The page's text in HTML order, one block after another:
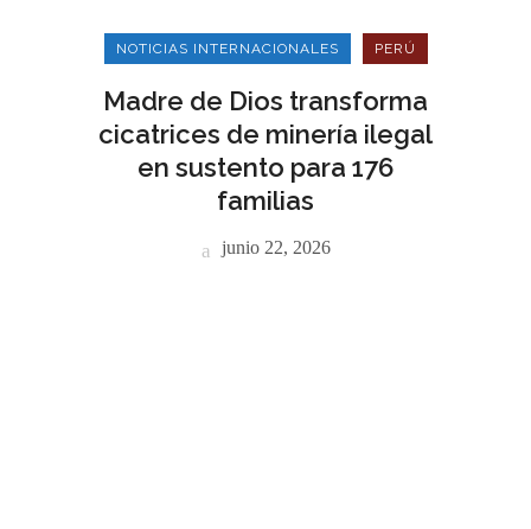
NOTICIAS INTERNACIONALES PERÚ
Madre de Dios transforma
cicatrices de minería ilegal
en sustento para 176
familias
junio 22, 2026